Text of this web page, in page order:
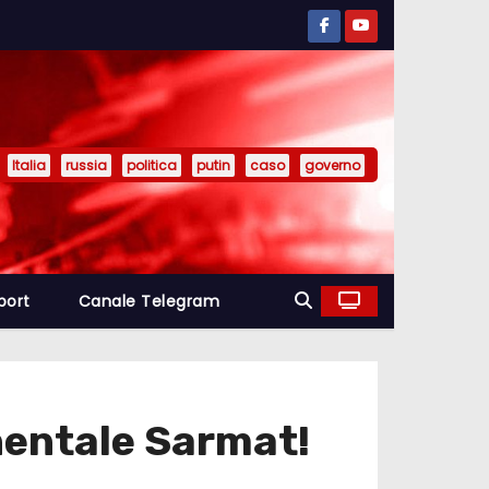
Italia russia politica putin caso governo
Canale Telegram
Sarmat!